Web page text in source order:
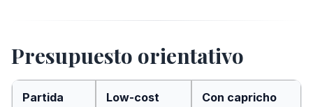
Presupuesto orientativo
Partida Low-cost Con capricho